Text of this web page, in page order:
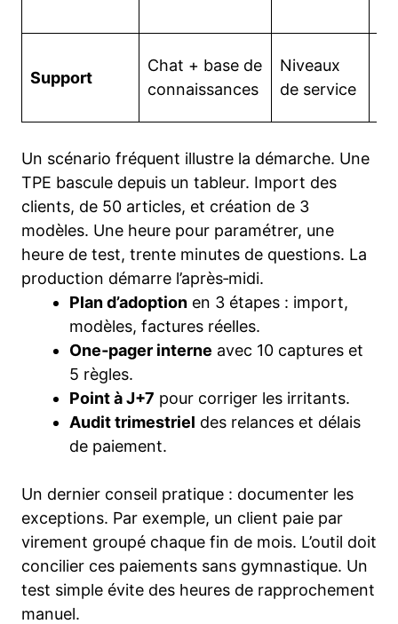
Support
Chat + base de
connaissances
Niveaux
de service
Un scénario fréquent illustre la démarche. Une
TPE bascule depuis un tableur. Import des
clients, de 50 articles, et création de 3
modèles. Une heure pour paramétrer, une
heure de test, trente minutes de questions. La
production démarre l’après‑midi.
Plan d’adoption en 3 étapes : import,
modèles, factures réelles.
One‑pager interne avec 10 captures et
5 règles.
Point à J+7 pour corriger les irritants.
Audit trimestriel des relances et délais
de paiement.
Un dernier conseil pratique : documenter les
exceptions. Par exemple, un client paie par
virement groupé chaque fin de mois. L’outil doit
concilier ces paiements sans gymnastique. Un
test simple évite des heures de rapprochement
manuel.